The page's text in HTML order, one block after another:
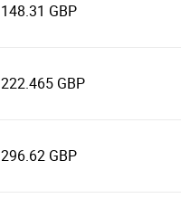
148.31 GBP
222.465 GBP
296.62 GBP